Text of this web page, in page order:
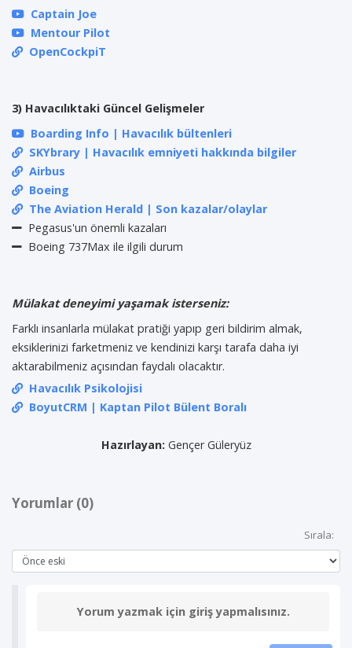
Captain Joe
Mentour Pilot
OpenCockpiT
3) Havacılıktaki Güncel Gelişmeler
Boarding Info | Havacılık bültenleri
SKYbrary | Havacılık emniyeti hakkında bilgiler
Airbus
Boeing
The Aviation Herald | Son kazalar/olaylar
Pegasus'un önemli kazaları
Boeing 737Max ile ilgili durum
Mülakat deneyimi yaşamak isterseniz:
Farklı insanlarla mülakat pratiği yapıp geri bildirim almak,
eksiklerinizi farketmeniz ve kendinizi karşı tarafa daha iyi
aktarabilmeniz açısından faydalı olacaktır.
Havacılık Psikolojisi
BoyutCRM | Kaptan Pilot Bülent Boralı
Hazırlayan: Gençer Güleryüz
Yorumlar (0)
Sırala:
Yorum yazmak için giriş yapmalısınız.